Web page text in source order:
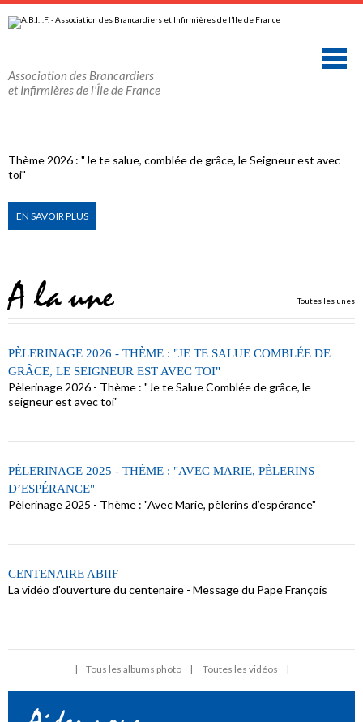
au
contenu.
navigation
personnels
Association des Brancardiers
et Infirmières de l'Île de France
Thème 2026 : "Je te salue, comblée de grâce, le Seigneur est avec
toi"
EN SAVOIR PLUS
A la une Toutes les unes
PÈLERINAGE 2026 - THÈME : "JE TE SALUE COMBLÉE DE
GRÂCE, LE SEIGNEUR EST AVEC TOI"
Pèlerinage 2026 - Thème : "Je te Salue Comblée de grâce, le
seigneur est avec toi"
PÈLERINAGE 2025 - THÈME : "AVEC MARIE, PÈLERINS
D’ESPÉRANCE"
Pèlerinage 2025 - Thème : "Avec Marie, pèlerins d’espérance"
CENTENAIRE ABIIF
La vidéo d'ouverture du centenaire - Message du Pape François
Tous les albums photo Toutes les vidéos